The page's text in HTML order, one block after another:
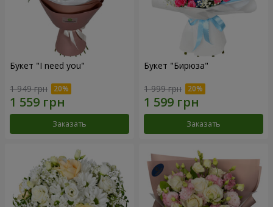
Букет "I need you"
1 949 грн
Заказать
Букет "Бирюза"
1 999 грн
Заказать